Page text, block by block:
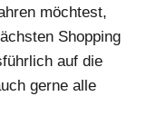
möchtest,
Shopping
auf die
gerne alle